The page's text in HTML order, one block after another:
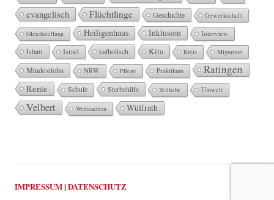
evangelisch Flüchtlinge Geschichte Gewerkschaft
Gleichstellung Heiligenhaus Inklusion Interview
Islam Israel katholisch Kita Kreis Migration
Mindestlohn NRW Pflege Praktikum Ratingen
Rente Schule Sterbehilfe Teilhabe Umwelt
Velbert Weihnachten Wülfrath
IMPRESSUM| DATENSCHUTZ